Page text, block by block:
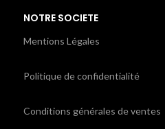
NOTRE SOCIETE
Mentions Légales
Politique de confidentialité
Conditions générales de ventes